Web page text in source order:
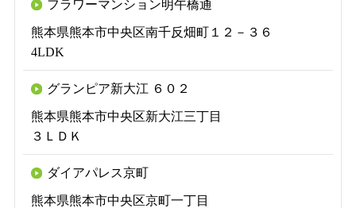
フラワーマンション明午橋通
熊本県熊本市中央区南千反畑町１２－３６
4LDK
グランピア新大江 ６０２
熊本県熊本市中央区新大江三丁目
３ＬＤＫ
ダイアパレス京町
熊本県熊本市中央区京町一丁目